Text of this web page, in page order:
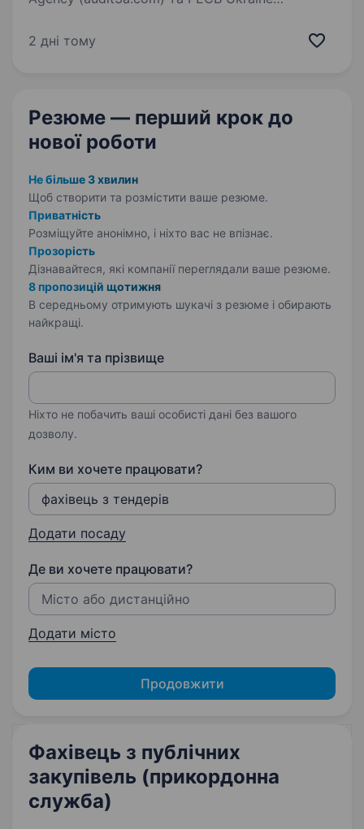
року. Робимо п’ять речей: Продаємо
2 дні тому
Резюме — перший крок до
нової роботи
Не більше 3 хвилин
Щоб створити та розмістити ваше резюме.
Приватність
Розміщуйте анонімно, і ніхто вас не впізнає.
Прозорість
Дізнавайтеся, які компанії переглядали ваше резюме.
8 пропозицій щотижня
В середньому отримують шукачі з резюме і обирають
найкращі.
Ваші ім'я та прізвище
Ніхто не побачить ваші особисті дані без вашого
дозволу.
Ким ви хочете працювати?
Додати посаду
Де ви хочете працювати?
Додати місто
Продовжити
Фахівець з публічних
закупівель (прикордонна
служба)